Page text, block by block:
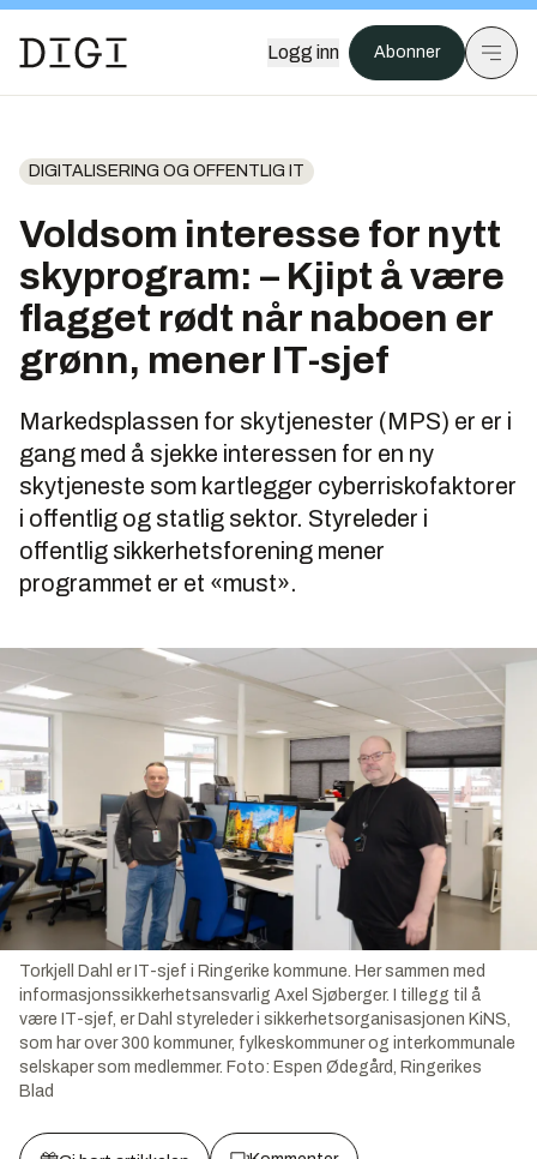
Logg inn Abonner
DIGITALISERING OG OFFENTLIG IT
Voldsom interesse for nytt
skyprogram: – Kjipt å være
flagget rødt når naboen er
grønn, mener IT-sjef
Markedsplassen for skytjenester (MPS) er er i
gang med å sjekke interessen for en ny
skytjeneste som kartlegger cyberriskofaktorer
i offentlig og statlig sektor. Styreleder i
offentlig sikkerhetsforening mener
programmet er et «must».
Torkjell Dahl er IT-sjef i Ringerike kommune. Her sammen med
informasjonssikkerhetsansvarlig Axel Sjøberger. I tillegg til å
være IT-sjef, er Dahl styreleder i sikkerhetsorganisasjonen KiNS,
som har over 300 kommuner, fylkeskommuner og interkommunale
selskaper som medlemmer. Foto: Espen Ødegård, Ringerikes
Blad